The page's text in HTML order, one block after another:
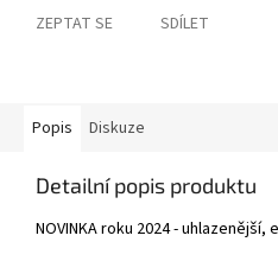
ZEPTAT SE SDÍLET
Popis Diskuze
Detailní popis produktu
NOVINKA roku 2024 -uhlazenější,